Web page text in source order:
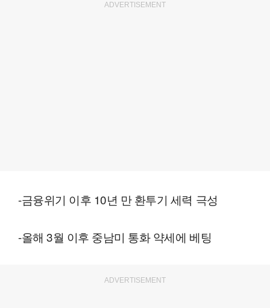
ADVERTISEMENT
-금융위기 이후 10년 만 환투기 세력 극성
-올해 3월 이후 중남미 통화 약세에 베팅
ADVERTISEMENT